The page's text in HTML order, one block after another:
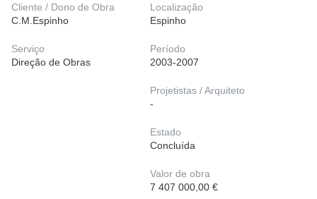
Cliente / Dono de Obra
C.M.Espinho
Serviço
Direção de Obras
Localização
Espinho
Período
2003-2007
Projetistas / Arquiteto
-
Estado
Concluída
Valor de obra
7 407 000,00 €